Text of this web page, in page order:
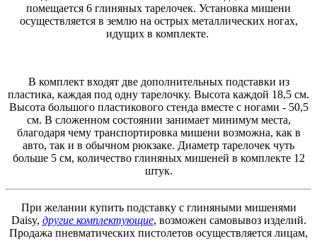
помещается 6 глиняных тарелочек. Установка мишени
осуществляется в землю на острых металлических ногах,
идущих в комплекте.
В комплект входят две дополнительных подставки из
пластика, каждая под одну тарелочку. Высота каждой 18,5 см.
Высота большого пластикового стенда вместе с ногами - 50,5
см. В сложенном состоянии занимает минимум места,
благодаря чему транспортировка мишени возможна, как в
авто, так и в обычном рюкзаке. Диаметр тарелочек чуть
больше 5 см, количество глиняных мишеней в комплекте 12
штук.
При желании купить подставку с глиняными мишенями
Daisy, другие комплектующие, возможен самовывоз изделий.
Продажа пневматических пистолетов осуществляется лицам,